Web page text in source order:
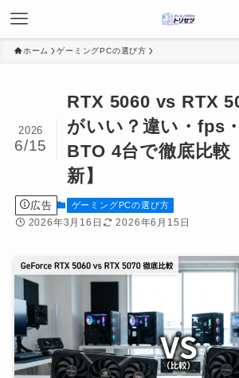
ホーム ゲーミングPCの選び方
RTX 5060 vs RTX
がいい？違い・fps
BTO 4台で徹底比較
新】
2026
6/15
広告 ゲーミングPCの選び方
2026年3月16日 2026年6月15日